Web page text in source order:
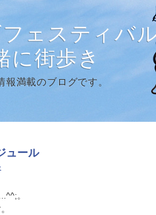
ェスティバ
に街歩き
満載のブログです。
ュール
。